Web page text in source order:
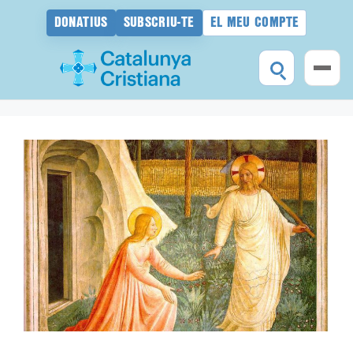
DONATIUS SUBSCRIU-TE EL MEU COMPTE
contingut